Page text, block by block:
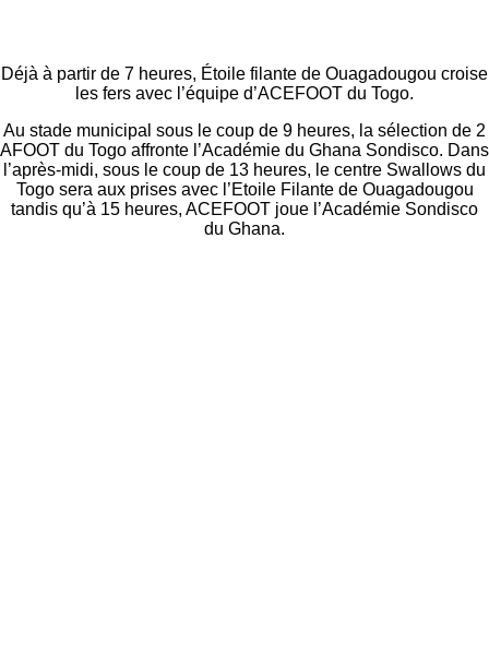
Déjà à partir de 7 heures, Étoile filante de Ouagadougou croise
les fers avec l’équipe d’ACEFOOT du Togo.
Au stade municipal sous le coup de 9 heures, la sélection de 2
AFOOT du Togo affronte l’Académie du Ghana Sondisco. Dans
l’après-midi, sous le coup de 13 heures, le centre Swallows du
Togo sera aux prises avec l’Etoile Filante de Ouagadougou
tandis qu’à 15 heures, ACEFOOT joue l’Académie Sondisco
du Ghana.